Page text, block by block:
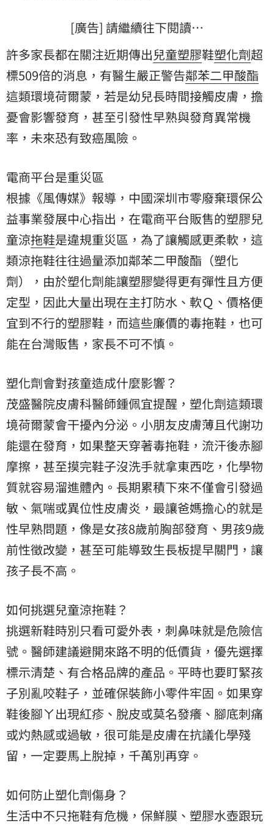
[廣告] 請繼續往下閱讀…
許多家長都在關注近期傳出兒童塑膠鞋塑化劑超
標509倍的消息，有醫生嚴正警告鄰苯二甲酸酯
這類環境荷爾蒙，若是幼兒長時間接觸皮膚，擔
憂會影響發育，甚至引發性早熟與發育異常機
率，未來恐有致癌風險。
電商平台是重災區
根據《風傳媒》報導，中國深圳市零廢棄環保公
益事業發展中心指出，在電商平台販售的塑膠兒
童涼拖鞋是違規重災區，為了讓觸感更柔軟，這
類涼拖鞋往往過量添加鄰苯二甲酸酯（塑化
劑），由於塑化劑能讓塑膠變得更有彈性且方便
定型，因此大量出現在主打防水、軟Ｑ、價格便
宜到不行的塑膠鞋，而這些廉價的毒拖鞋，也可
能在台灣販售，家長不可不慎。
塑化劑會對孩童造成什麼影響？
茂盛醫院皮膚科醫師鍾佩宜提醒，塑化劑這類環
境荷爾蒙會干擾內分泌。小朋友皮膚薄且代謝功
能還在發育，如果整天穿著毒拖鞋，流汗後赤腳
摩擦，甚至摸完鞋子沒洗手就拿東西吃，化學物
質就容易溜進體內。長期累積下來不僅會引發過
敏、氣喘或異位性皮膚炎，最讓爸媽擔心的就是
性早熟問題，像是女孩8歲前胸部發育、男孩9歲
前性徵改變，甚至可能導致生長板提早關門，讓
孩子長不高。
如何挑選兒童涼拖鞋？
挑選新鞋時別只看可愛外表，刺鼻味就是危險信
號。醫師建議避開來路不明的低價貨，優先選擇
標示清楚、有合格品牌的產品。平時也要盯緊孩
子別亂咬鞋子，並確保裝飾小零件牢固。如果穿
鞋後腳ㄚ出現紅疹、脫皮或莫名發癢、腳底刺痛
或灼熱感或過敏，很可能是皮膚在抗議化學殘
留，一定要馬上脫掉，千萬別再穿。
如何防止塑化劑傷身？
生活中不只拖鞋有危機，保鮮膜、塑膠水壺跟玩